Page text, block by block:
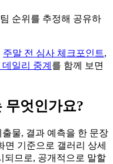
순위를 추정해 공유하
주말 전 심사 체크포인트,
일리 중계 를 함께 보면
무엇인가요?
물, 결과 예측을 한 문장
기준으로 갤러리 상세
되므로, 공개적으로 말할